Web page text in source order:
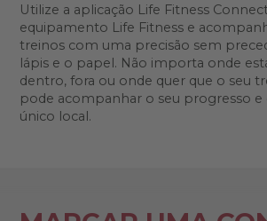
Utilize a aplicação Life Fitness
equipamento Life Fitness e
treinos com uma precisão sem
lápis e o papel. Não importa onde
dentro, fora ou onde quer que o seu
pode acompanhar o seu progresso e
único local.